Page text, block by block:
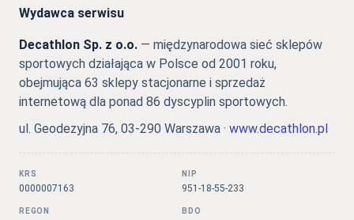
Wydawca serwisu
Decathlon Sp. z o.o. — międzynarodowa sieć sklepów
sportowych działająca w Polsce od 2001 roku,
obejmująca 63 sklepy stacjonarne i sprzedaż
internetową dla ponad 86 dyscyplin sportowych.
ul. Geodezyjna 76, 03-290 Warszawa · www.decathlon.pl
KRS
0000007163
NIP
951-18-55-233
REGON BDO